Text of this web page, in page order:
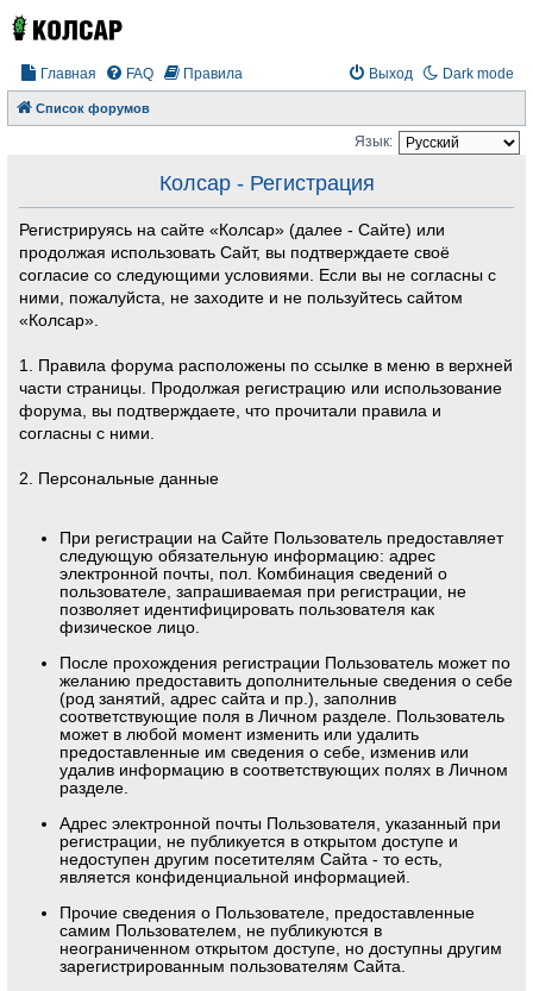
Главная Dark mode
FAQ Правила Выход
Список форумов
Язык:
Колсар - Регистрация
Регистрируясь на сайте «Колсар» (далее - Сайте) или
продолжая использовать Сайт, вы подтверждаете своё
согласие со следующими условиями. Если вы не согласны с
ними, пожалуйста, не заходите и не пользуйтесь сайтом
«Колсар».
1. Правила форума расположены по ссылке в меню в верхней
части страницы. Продолжая регистрацию или использование
форума, вы подтверждаете, что прочитали правила и
согласны с ними.
2. Персональные данные
При регистрации на Сайте Пользователь предоставляет
следующую обязательную информацию: адрес
электронной почты, пол. Комбинация сведений о
пользователе, запрашиваемая при регистрации, не
позволяет идентифицировать пользователя как
физическое лицо.
После прохождения регистрации Пользователь может по
желанию предоставить дополнительные сведения о себе
(род занятий, адрес сайта и пр.), заполнив
соответствующие поля в Личном разделе. Пользователь
может в любой момент изменить или удалить
предоставленные им сведения о себе, изменив или
удалив информацию в соответствующих полях в Личном
разделе.
Адрес электронной почты Пользователя, указанный при
регистрации, не публикуется в открытом доступе и
недоступен другим посетителям Сайта - то есть,
является конфиденциальной информацией.
Прочие сведения о Пользователе, предоставленные
самим Пользователем, не публикуются в
неограниченном открытом доступе, но доступны другим
зарегистрированным пользователям Сайта.